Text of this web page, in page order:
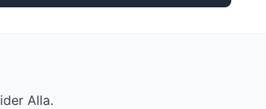
Alla.